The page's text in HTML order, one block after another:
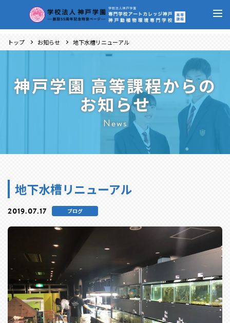
トップ お知らせ 地下水槽リニューアル
神戸学園 高等課程からの
お知らせ
News
地下水槽リニューアル
2019.07.17 ブログ